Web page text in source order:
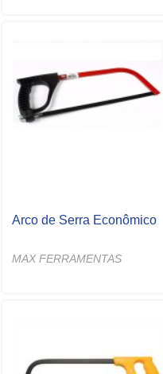
Arco de Serra Econômico
MAX FERRAMENTAS